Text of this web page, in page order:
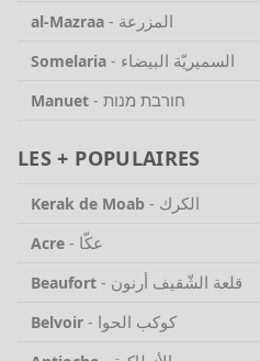
al-Mazraa - المزرعة
Somelaria - السميريّة البيضاء
Manuet - חורבת מנות
LES + POPULAIRES
Kerak de Moab - الكرك
Acre - عكّا
Beaufort - قلعة الشّقيف أرنون
Belvoir - كوكب الحوا